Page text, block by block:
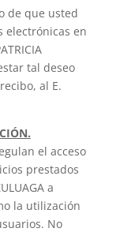
de que usted
electrónicas en
tal deseo
al E.
el acceso
prestados
a
la utilización
No